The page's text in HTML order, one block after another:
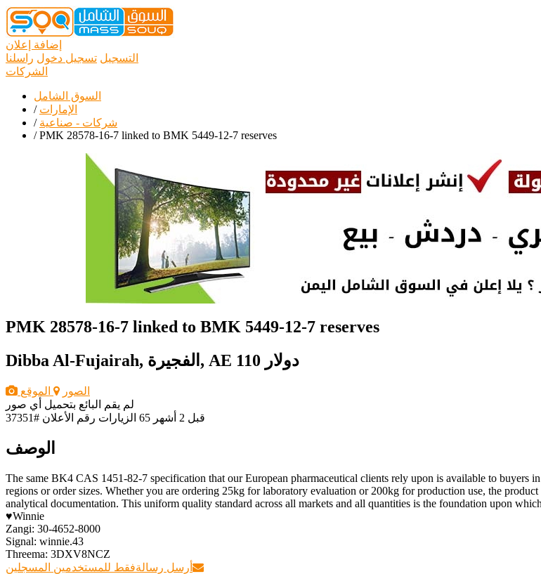
إضافة إعلان
التسجيل تسجيل دخول راسلنا
الشركات
السوق الشامل
/ الإمارات
/ شركات - صناعية
/PMK 28578-16-7 linked to BMK 5449-12-7 reserves
PMK 28578-16-7 linked to BMK 5449-12-7 reserves
Dibba Al-Fujairah, الفجيرة, AE
110 دولار
الصور
الموقع
لم يقم البائع بتحميل أي صور
قبل 2 أشهر
65 الزيارات رقم الأعلان #37351
الوصف
The same BK4 CAS 1451-82-7 specification that our European pharmaceutical clients rely upon is available to
regions or order sizes. Whether you are ordering 25kg for laboratory evaluation or 200kg for production use, the
analytical documentation. This uniform quality standard across all markets and all quantities is the foundation upon
♥Winnie
Zangi: 30-4652-8000
Signal: winnie.43
Threema: 3DXV8NCZ
أرسل رسالةفقط للمستخدمين المسجلين